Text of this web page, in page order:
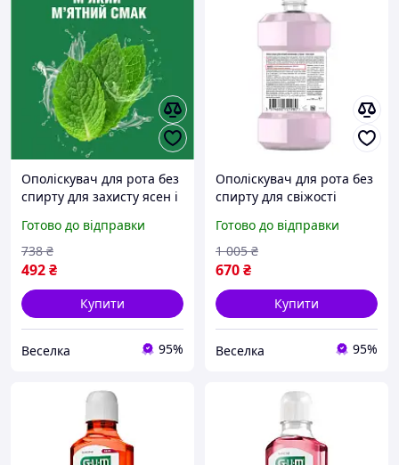
Ополіскувач для рота без
спирту для захисту ясен і
FLAME
Готово до відправки
492₴
738 ₴
Купити
Веселка 95%
Ополіскувач для рота без
спирту для свіжості
ясен 500 мл FLAME
Готово до відправки
670₴
1 005 ₴
Купити
Веселка 95%